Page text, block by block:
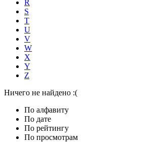
R
S
T
U
V
W
X
Y
Z
Ничего не найдено :(
По алфавиту
По дате
По рейтингу
По просмотрам